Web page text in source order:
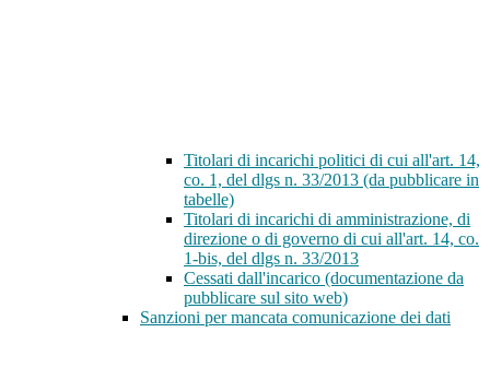
Titolari di incarichi politici di cui all'art. 14,
co. 1, del dlgs n. 33/2013 (da pubblicare in
tabelle)
Titolari di incarichi di amministrazione, di
direzione o di governo di cui all'art. 14, co.
1-bis, del dlgs n. 33/2013
Cessati dall'incarico (documentazione da
pubblicare sul sito web)
Sanzioni per mancata comunicazione dei dati